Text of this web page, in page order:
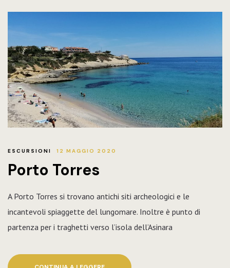
ESCURSIONI 12 MAGGIO 2020
Porto Torres
A Porto Torres si trovano antichi siti archeologici e le
incantevoli spiaggette del lungomare. Inoltre è punto di
partenza per i traghetti verso l’isola dell’Asinara